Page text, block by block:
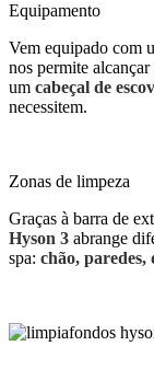
Equipamento
Vem equipado com
nos permite
um cabeçal de
necessitem.
Zonas de limpeza
Graças à barra de
Hyson 3 abrange
spa: chão, paredes,